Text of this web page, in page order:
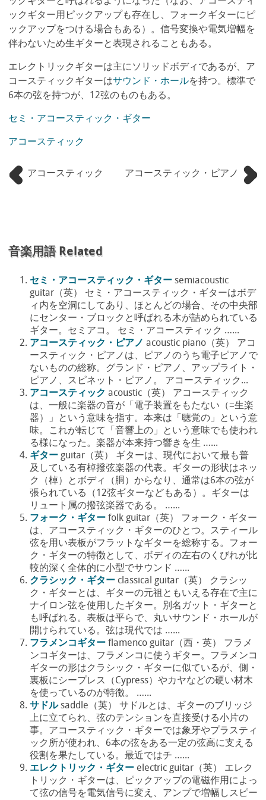
ックギター用ピックアップも存在し、フォークギターにピ
ックアップをつける場合もある）。信号変換や電気増幅を
伴わないため生ギターと表現されることもある。
エレクトリックギターは主にソリッドボディであるが、ア
コースティックギターはサウンド・ホールを持つ。標準で
6本の弦を持つが、12弦のものもある。
セミ・アコースティック・ギター
アコースティック
アコースティック アコースティック・ピアノ
音楽用語 Related
セミ・アコースティック・ギター semiacoustic
guitar（英） セミ・アコースティック・ギターはボデ
ィ内を空洞にしてあり、ほとんどの場合、その中央部
にセンター・ブロックと呼ばれる木が詰められている
ギター。セミアコ。 セミ・アコースティック …...
アコースティック・ピアノ acoustic piano（英） アコ
ースティック・ピアノは、ピアノのうち電子ピアノで
ないものの総称。グランド・ピアノ、アップライト・
ピアノ、スピネット・ピアノ。 アコースティック...
アコースティック acoustic（英） アコースティック
は、一般に楽器の音が「電子装置をもたない（=生楽
器）」という意味を指す。本来は「聴覚の」という意
味。これが転じて「音響上の」という意味でも使われ
る様になった。楽器が本来持つ響きを生 …...
ギター guitar（英） ギターは、現代において最も普
及している有棹撥弦楽器の代表。ギターの形状はネッ
ク（棹）とボディ（胴）からなり、通常は6本の弦が
張られている（12弦ギターなどもある）。ギターは
リュート属の撥弦楽器である。 …...
フォーク・ギター folk guitar（英） フォーク・ギター
は、アコースティック・ギターのひとつ。スティール
弦を用い表板がフラットなギターを総称する。フォー
ク・ギターの特徴として、ボディの左右のくびれが比
較的深く全体的に小型でサウンド …...
クラシック・ギター classical guitar（英） クラシッ
ク・ギターとは、ギターの元祖ともいえる存在で主に
ナイロン弦を使用したギター。別名ガット・ギターと
も呼ばれる。表板は平らで、丸いサウンド・ホールが
開けられている。弦は現代では …...
フラメンコギター flamenco guitar（西・英） フラメ
ンコギターは、フラメンコに使うギター。フラメンコ
ギターの形はクラシック・ギターに似ているが、側・
裏板にシープレス（Cypress）やカヤなどの硬い材木
を使っているのが特徴。 …...
サドル saddle（英） サドルとは、ギターのブリッジ
上に立てられ、弦のテンションを直接受ける小片の
事。アコースティック・ギターでは象牙やプラスティ
ック所が使われ、6本の弦をある一定の弦高に支える
役割を果たしている。最近ではチ …...
エレクトリック・ギター electric guitar（英） エレク
トリック・ギターは、ピックアップの電磁作用によっ
て弦の信号を電気信号に変え、アンプで増幅しスピー